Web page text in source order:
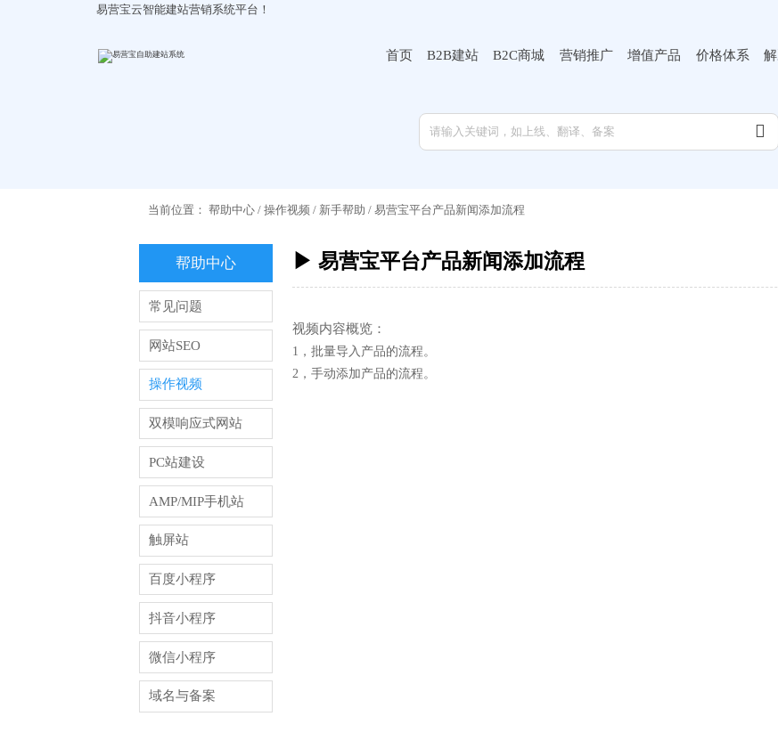
易营宝云智能建站营销系统平台！
首页 B2B建站 B2C商城 营销推广 增值产品 价格体系

当前位置： 帮助中心/ 操作视频/ 新手帮助 / 易营宝平台产品新闻添加流程
帮助中心
常见问题
网站SEO
操作视频
双模响应式网站
PC站建设
AMP/MIP手机站
触屏站
百度小程序
抖音小程序
微信小程序
域名与备案
▶ 易营宝平台产品新闻添加流程
视频内容概览：
1，批量导入产品的流程。
2，手动添加产品的流程。